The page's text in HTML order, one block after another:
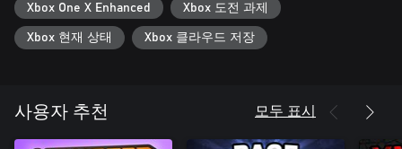
Xbox One X Enhanced Xbox 도전 과제
Xbox 현재 상태 Xbox 클라우드 저장
사용자 추천 모두 표시